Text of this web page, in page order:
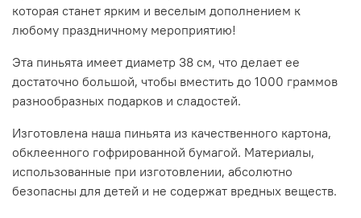
которая станет ярким и веселым дополнением к
любому праздничному мероприятию!
Эта пиньята имеет диаметр 38 см, что делает ее
достаточно большой, чтобы вместить до 1000 граммов
разнообразных подарков и сладостей.
Изготовлена наша пиньята из качественного картона,
обклеенного гофрированной бумагой. Материалы,
использованные при изготовлении, абсолютно
безопасны для детей и не содержат вредных веществ.